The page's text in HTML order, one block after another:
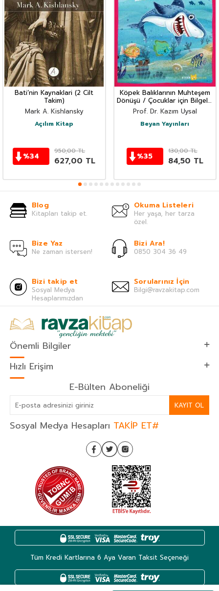
Bati’nin Kaynaklari (2 Cilt
Takim)
Mark A. Kishlansky
Açılım Kitap
%34
950,00TL
627,00 TL
Köpek Balıklarının Muhteşem
Dönüşü / Çocuklar için Bilgelik
Hikayeleri 13
Prof. Dr. Kazım Uysal
Beyan Yayınları
%35
130,00TL
84,50 TL
Blog
Kitapları takip et.
Okuma Listeleri
Her yaşa, her tarza
özel.
Bize Yaz
Ne zaman istersen!
Bizi Ara!
0850 304 36 49
Bizi takip et
Sosyal Medya
Hesaplarımızdan
Sorularınız İçin
Bilgi@ravzakitap.com
Önemli Bilgiler
Hızlı Erişim
E-Bülten Aboneliği
KAYIT OL
Sosyal Medya Hesapları TAKİP ET#
Tüm Kredi Kartlarına 6 Aya Varan Taksit Seçeneği